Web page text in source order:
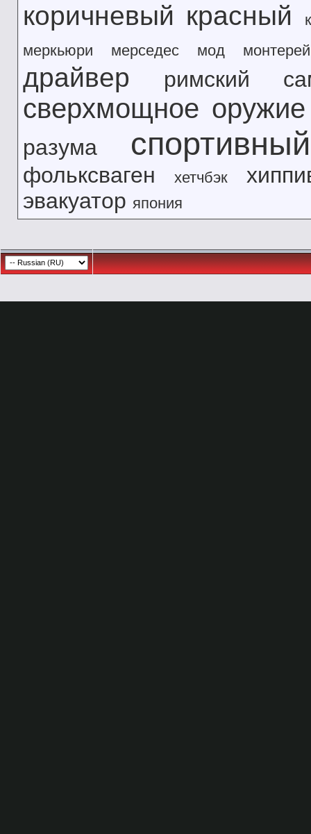
коричневый красный
меркьюри
мерседес мод монтерей
драйвер римский
сверхмощное оружие
разума
фольксваген хетчбэк
эвакуатор япония